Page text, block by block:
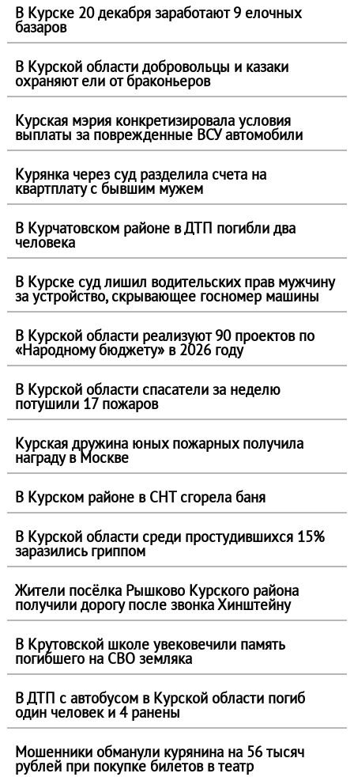
В Курске 20 декабря заработают 9 елочных
базаров
В Курской области добровольцы и казаки
охраняют ели от браконьеров
Курская мэрия конкретизировала условия
выплаты за поврежденные ВСУ автомобили
Курянка через суд разделила счета на
квартплату с бывшим мужем
В Курчатовском районе в ДТП погибли два
человека
В Курске суд лишил водительских прав мужчину
за устройство, скрывающее госномер машины
В Курской области реализуют 90 проектов по
«Народному бюджету» в 2026 году
В Курской области спасатели за неделю
потушили 17 пожаров
Курская дружина юных пожарных получила
награду в Москве
В Курском районе в СНТ сгорела баня
В Курской области среди простудившихся 15%
заразились гриппом
Жители посёлка Рышково Курского района
получили дорогу после звонка Хинштейну
В Крутовской школе увековечили память
погибшего на СВО земляка
В ДТП с автобусом в Курской области погиб
один человек и 4 ранены
Мошенники обманули курянина на 56 тысяч
рублей при покупке билетов в театр